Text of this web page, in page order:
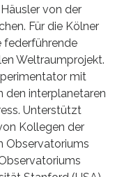
von der
Für die Kölner
federführende
Weltraumprojekt.
mit
den interplanetaren
Unterstützt
Kollegen der
Observatoriums